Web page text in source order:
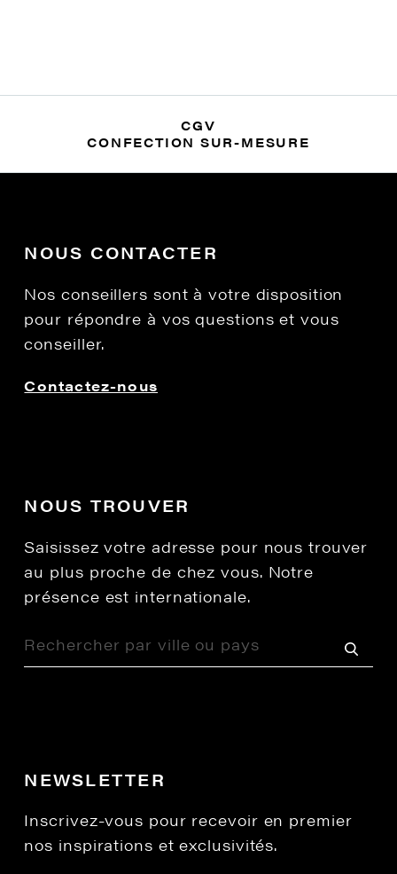
CGV
CONFECTION SUR-MESURE
NOUS CONTACTER
Nos conseillers sont à votre disposition
pour répondre à vos questions et vous
conseiller.
Contactez-nous
NOUS TROUVER
Saisissez votre adresse pour nous trouver
au plus proche de chez vous. Notre
présence est internationale.
NEWSLETTER
Inscrivez-vous pour recevoir en premier
nos inspirations et exclusivités.